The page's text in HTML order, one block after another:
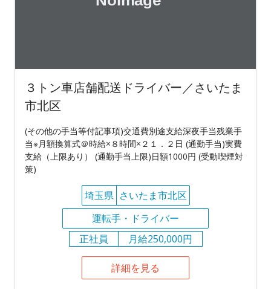
３トン車店舗配送ドライバー／さいたま
市北区
(その他の手当等付記事項)交通費別途支給深夜手当残業手
当※月額換算式＠時給×８時間×２１．２日 (通勤手当)実費
支給（上限あり） (通勤手当上限)日額1000円 (受動喫煙対
策)
埼玉県 さいたま市北区
運転手・ドライバー
正社員
月給250,000円
詳細を見る